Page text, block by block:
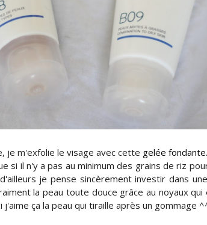
je m'exfolie le visage avec cette gelée fondante
si il n'y a pas au minimum des grains de riz
je pense sincèrement investir dans
la peau toute douce grâce au noyaux qui
ça la peau qui tiraille après un gommage